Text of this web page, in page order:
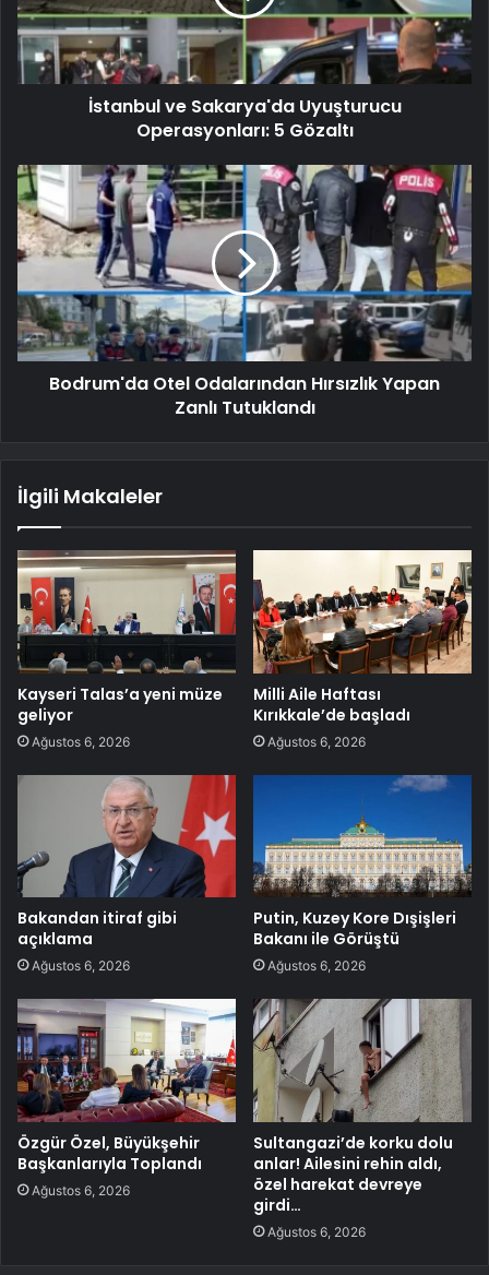
İstanbul ve Sakarya'da Uyuşturucu
Operasyonları: 5 Gözaltı
Bodrum'da Otel Odalarından Hırsızlık Yapan
Zanlı Tutuklandı
İlgili Makaleler
Kayseri Talas’a yeni müze
geliyor
Ağustos 6, 2026
Milli Aile Haftası
Kırıkkale’de başladı
Ağustos 6, 2026
Bakandan itiraf gibi
açıklama
Ağustos 6, 2026
Putin, Kuzey Kore Dışişleri
Bakanı ile Görüştü
Ağustos 6, 2026
Özgür Özel, Büyükşehir
Başkanlarıyla Toplandı
Ağustos 6, 2026
Sultangazi’de korku dolu
anlar! Ailesini rehin aldı,
özel harekat devreye
girdi…
Ağustos 6, 2026